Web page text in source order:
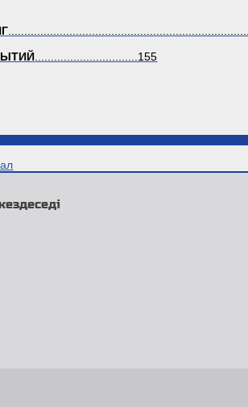
................................155